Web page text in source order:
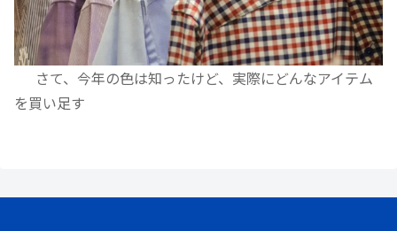
さて、今年の色は知ったけど、実際にどんなアイテム
を買い足す